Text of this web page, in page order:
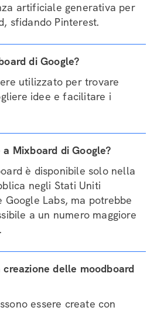
artificiale generativa per
sfidando Pinterest.
di Google?
utilizzato per trovare
idee e facilitare i
Mixboard di Google?
è disponibile solo nella
negli Stati Uniti
Labs, ma potrebbe
a un numero maggiore
delle moodboard
essere create con